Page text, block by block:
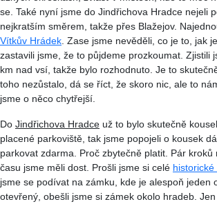
se. Také nyní jsme do Jindřichova Hradce nejeli
nejkratším směrem, takže přes Blažejov.
Vítkův Hrádek . Zase jsme nevěděli, co je to, jak
zastavili jsme, že to půjdeme prozkoumat. Zjistili
km nad vsí, takže bylo rozhodnuto. Je to
toho nezůstalo, dá se říct, že skoro nic, ale to
jsme o něco chytřejší.
Do Jindřichova Hradce už to bylo skutečně
placené parkoviště, tak jsme popojeli o kousek
parkovat zdarma. Proč zbytečně platit. Pár kroků
času jsme měli dost. Prošli jsme si celé
jsme se podívat na zámku, kde je alespoň jeden
otevřený, obešli jsme si zámek okolo hradeb.